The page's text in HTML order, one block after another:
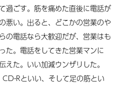
過ごす。筋を痛めた直後に電話が
悪い。出ると、どこかの営業のや
の電話なら大歓迎だが、営業はも
た。電話をしてきた営業マンに
えた。いい加減ウンザリした。
Rといい、そして足の筋とい